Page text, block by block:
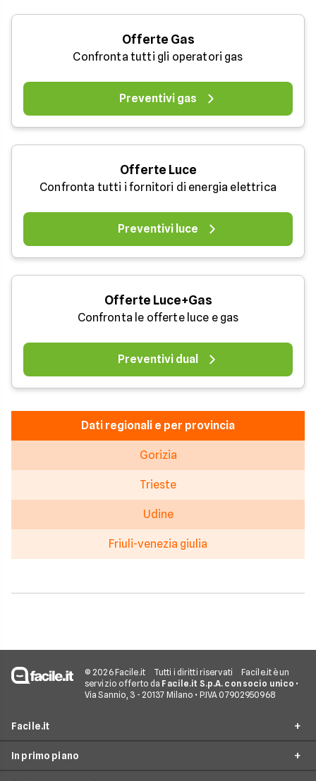
Offerte Gas
Confronta tutti gli operatori gas
Preventivi gas
Offerte Luce
Confronta tutti i fornitori di energia elettrica
Preventivi luce
Offerte Luce+Gas
Confronta le offerte luce e gas
Preventivi dual
Dati regionali e per provincia
Gorizia
Trieste
Udine
Friuli-venezia giulia
© 2026 Facile.it Tutti i diritti riservati
Facile.it è un
servizio offerto da Facile.it S.p.A. con socio unico •
Via Sannio, 3 - 20137 Milano • P.IVA 07902950968
Facile.it
Assicurazioni
In primo piano